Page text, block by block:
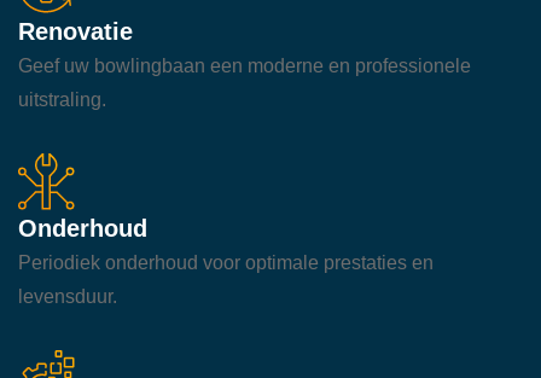
Renovatie
Geef uw bowlingbaan een moderne en professionele
uitstraling.
Onderhoud
Periodiek onderhoud voor optimale prestaties en
levensduur.